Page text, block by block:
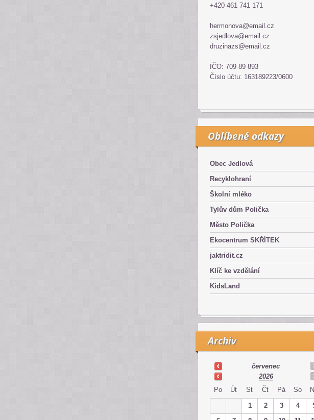
+420 461 741 171
hermonova@email.cz
zsjedlova@email.cz
druzinazs@email.cz
IČO: 709 89 893
Číslo účtu: 163189223/0600
Oblíbené odkazy
Obec Jedlová
Recyklohraní
Školní mléko
Tylův dům Polička
Město Polička
Ekocentrum SKŘÍTEK
jaktridit.cz
Klíč ke vzdělání
KidsLand
Archiv
červenec
2026
Po
Út St Čt Pá So
1 2 3 4